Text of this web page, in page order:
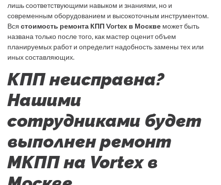
лишь соответствующими навыком и знаниями, но и
современным оборудованием и высокоточным инструментом.
Вся стоимость ремонта КПП Vortex в Москве может быть
названа только после того, как мастер оценит объем
планируемых работ и определит надобность замены тех или
иных составляющих.
КПП неисправна?
Нашими
сотрудниками будет
выполнен ремонт
МКПП на Vortex в